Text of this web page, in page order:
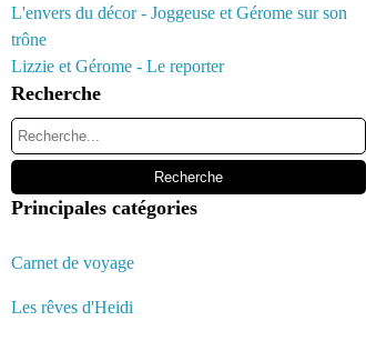
L'envers du décor - Joggeuse et Gérome sur son
trône
Lizzie et Gérome - Le reporter
Recherche
Principales catégories
Carnet de voyage
Les rêves d'Heidi